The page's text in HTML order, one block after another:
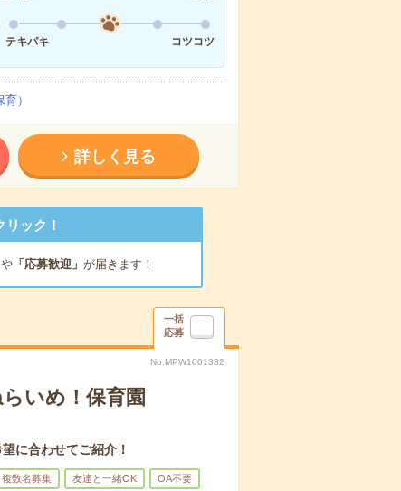
テキパキ
コツコツ
）
詳しく見る
ック！
や「応募歓迎」 が届きます！
一括
応募
No.MPW1001332
いめ！保育園
に合わせてご紹介！
複数名募集 友達と一緒OK OA不要